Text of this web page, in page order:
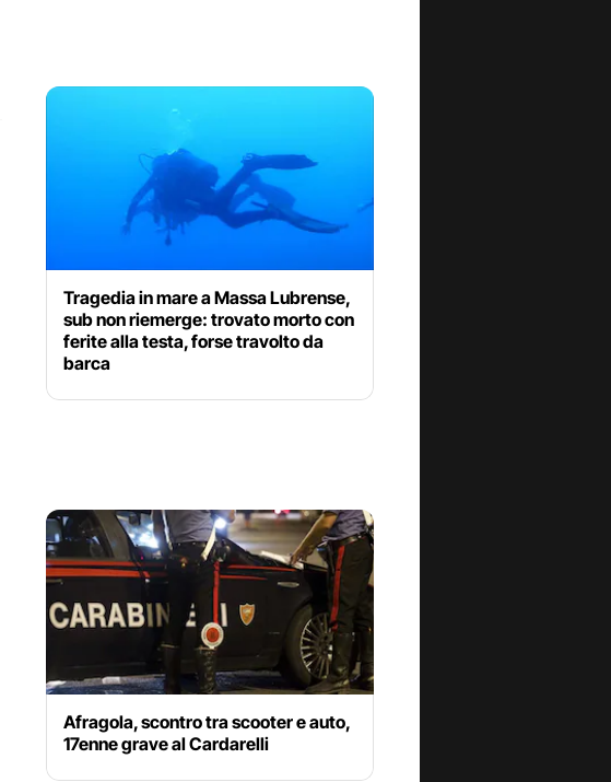
Tragedia in mare a Massa Lubrense,
sub non riemerge: trovato morto con
ferite alla testa, forse travolto da
barca
Afragola, scontro tra scooter e auto,
17enne grave al Cardarelli